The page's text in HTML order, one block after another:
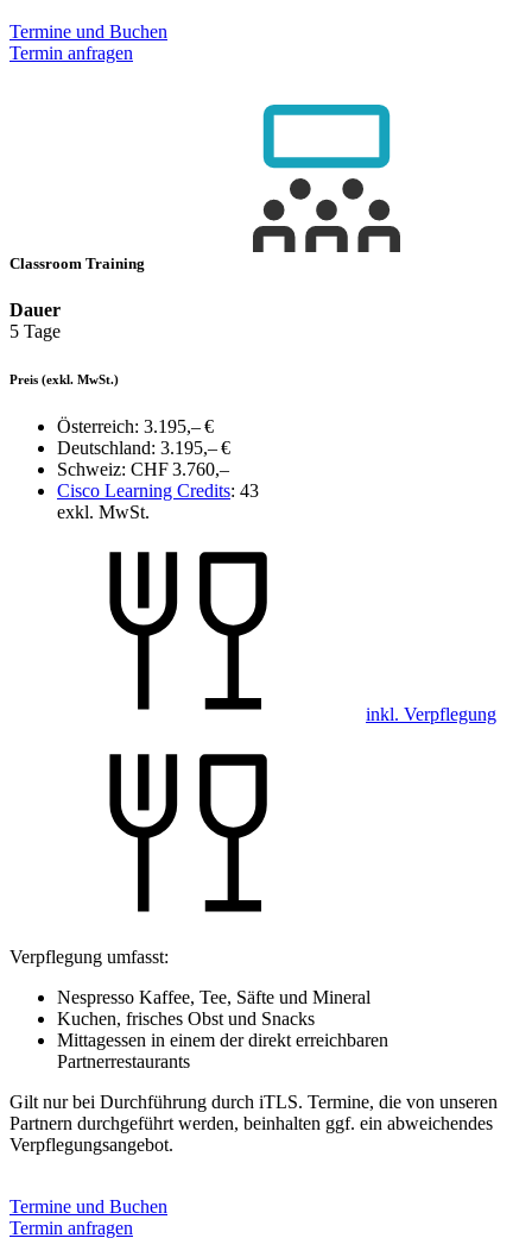
Termine und Buchen
Termin anfragen
Classroom Training
Dauer
5 Tage
Preis (exkl. MwSt.)
Österreich: 3.195,– €
Deutschland: 3.195,– €
Schweiz: CHF 3.760,–
Cisco Learning Credits: 43
exkl. MwSt.
inkl. Verpflegung
Verpflegung umfasst:
Nespresso Kaffee, Tee, Säfte und Mineral
Kuchen, frisches Obst und Snacks
Mittagessen in einem der direkt erreichbaren
Partnerrestaurants
Gilt nur bei Durchführung durch iTLS. Termine, die von unseren
Partnern durchgeführt werden, beinhalten ggf. ein abweichendes
Verpflegungsangebot.
Termine und Buchen
Termin anfragen